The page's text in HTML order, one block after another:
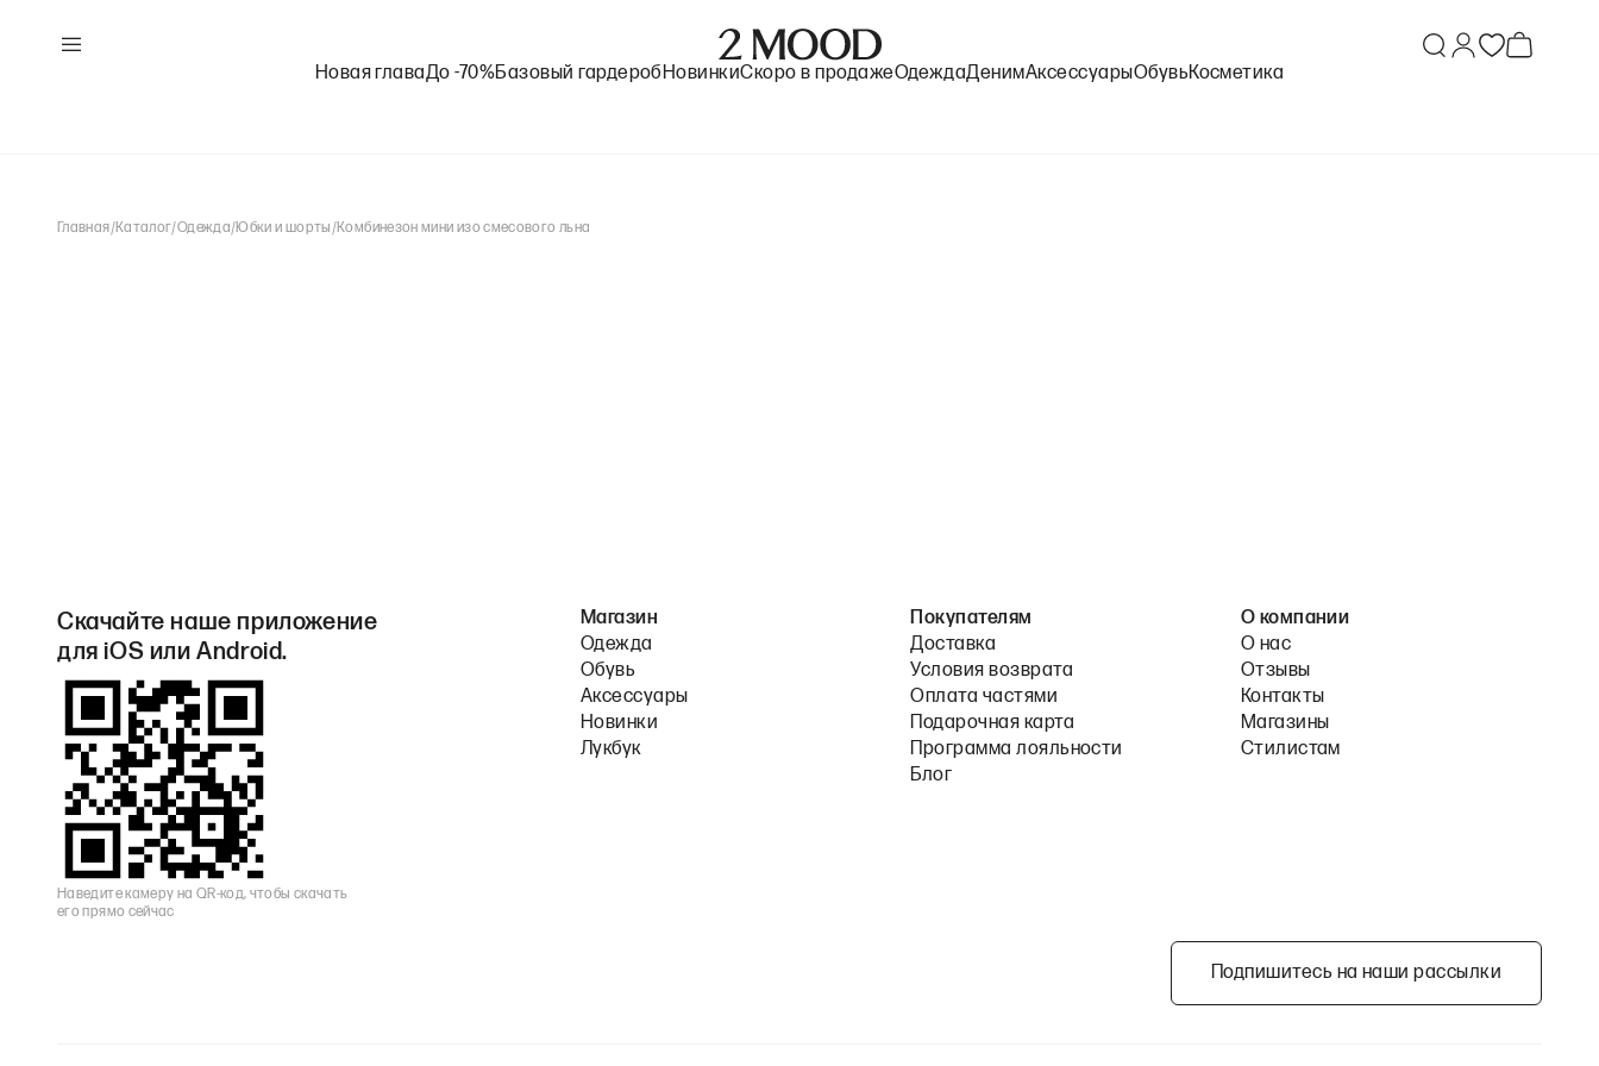
Новая главаДо -70%Базовый гардероб НовинкиСкоро в продажеОдеждаДенимАксессуарыОбувьКосметика
Главная/Каталог/Одежда/Юбки и шорты /Комбинезон мини изо смесового льна
Скачайте наше приложение
для iOS или Android.
Наведите камеру на QR-код, чтобы скачать
его прямо сейчас
Магазин
Одежда
Обувь
Аксессуары
Новинки
Лукбук
Покупателям
Доставка
Условия возврата
Оплата частями
Подарочная карта
Программа лояльности
Блог
О компании
О нас
Отзывы
Контакты
Магазины
Стилистам
Подпишитесь на наши рассылки